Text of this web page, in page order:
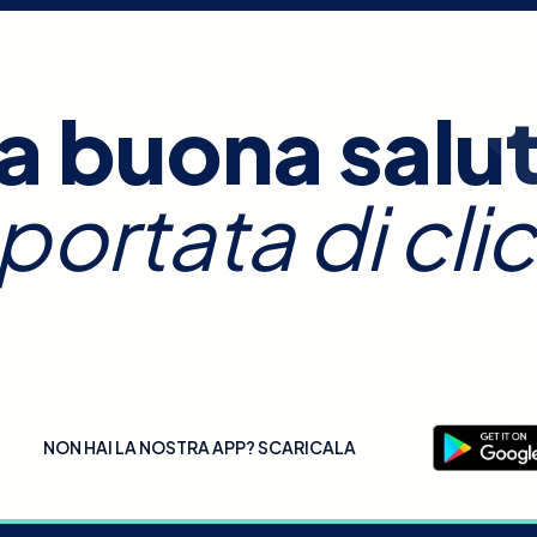
buona
di
NON HAI LA NOSTRA APP? SCARICALA